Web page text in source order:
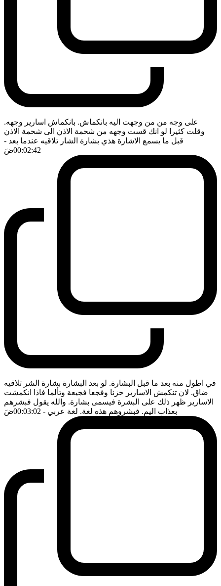
على وجه من من وجهت اليه بانكماش. بانكماش اسارير وجهه.
وقلت كثيرا لو انك قست وجهه من شحمة الاذن الى شحمة الاذن
قبل ما يسمع الاشارة هذي بشارة الشار تلاقيه عندما بعد -
00:02:42ضَ
في اطول منه بعد ما قبل البشارة. لو بعد البشارة بشارة الشر تلاقيه
ضاق. لان تنكمش الاسارير حزنا وفجعا فجيعة وتألما فاذا انكمشت
الاسارير ظهر ذلك على البشرة فيسمى بشارة. والله يقول فبشرهم
بعذاب اليم. فبشروهم هذه لغة. لغة عربي - 00:03:02 ضَ